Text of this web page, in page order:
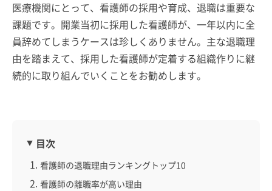
医療機関にとって、看護師の採用や育成、退職は重要な
課題です。開業当初に採用した看護師が、一年以内に全
員辞めてしまうケースは珍しくありません。主な退職理
由を踏まえて、採用した看護師が定着する組織作りに継
続的に取り組んでいくことをお勧めします。
目次
看護師の退職理由ランキングトップ10
看護師の離職率が高い理由